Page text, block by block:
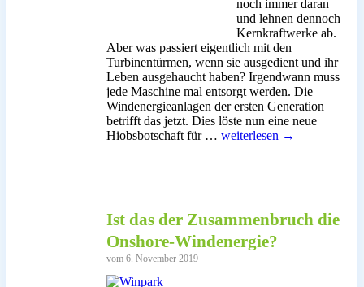
noch immer daran
und lehnen dennoch
Kernkraftwerke ab.
Aber was passiert eigentlich mit den
Turbinentürmen, wenn sie ausgedient und ihr
Leben ausgehaucht haben? Irgendwann muss
jede Maschine mal entsorgt werden. Die
Windenergieanlagen der ersten Generation
betrifft das jetzt. Dies löste nun eine neue
Hiobsbotschaft für … Der
Wind
entgegen
weiterlesen →
Ist das der Zusammenbruch die
Onshore-Windenergie?
vom 6. November 2019